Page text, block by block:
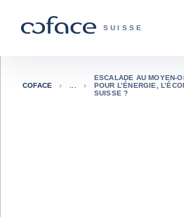
COFACE, FOR
SUISSE
Retour à la page d'accueil
COFACE
ESCALADE AU MOYEN-
POUR L’ÉNERGIE,
SUISSE ?